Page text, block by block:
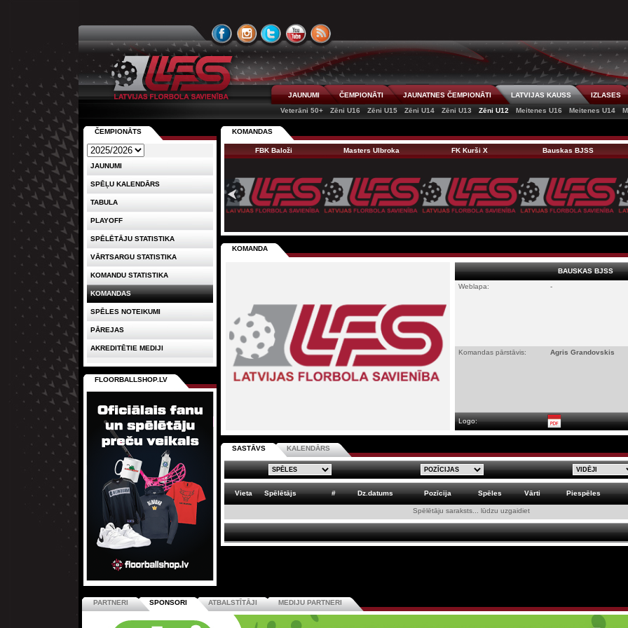
JAUNUMI ČEMPIONĀTI JAUNATNES ČEMPIONĀTI LATVIJAS KAUSS IZLASES
Veterāni 50+
Zēni U16 Zēni U15 Zēni U14 Zēni U13 Zēni U12 Meitenes U16 Meitenes U14
KOMANDAS
FBK Baloži Masters Ulbroka FK Kurši X Bauskas BJSS
KOMANDA
BAUSKAS BJSS
Weblapa:
-
Komandas pārstāvis: Agris Grandovskis
Logo:
SASTĀVS KALENDĀRS
Vieta Spēlētājs # Dz.datums Pozīcija Spēles Vārti Piespēles
Spēlētāju saraksts... lūdzu uzgaidiet
ČEMPIONĀTS
JAUNUMI
SPĒĻU KALENDĀRS
TABULA
PLAYOFF
SPĒLĒTĀJU STATISTIKA
VĀRTSARGU STATISTIKA
KOMANDU STATISTIKA
KOMANDAS
SPĒLES NOTEIKUMI
PĀREJAS
AKREDITĒTIE MEDIJI
FLOORBALLSHOP.LV
PARTNERI SPONSORI ATBALSTĪTĀJI MEDIJU PARTNERI